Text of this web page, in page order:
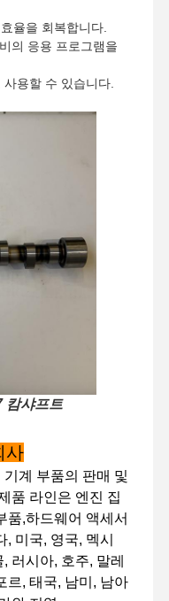
쇼
우리 에 관한
것
율을 회복합니다.
의 응용 프로그램을
용할 수 있습니다.
캄샤프트
사
계 부품의 판매 및
품 라인은 엔진 집
품,하드웨어 액세서
미국, 영국, 멕시
러시아, 호주, 말레
르, 태국, 남미, 남아